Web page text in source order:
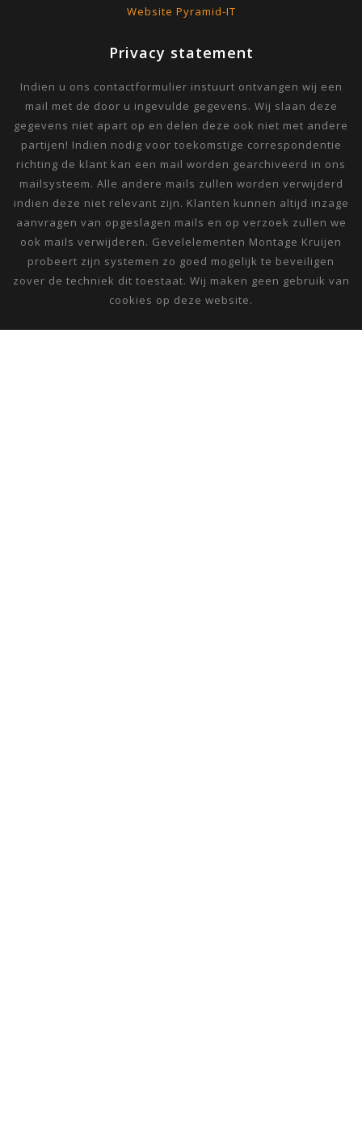
Website Pyramid-IT
Privacy statement
Indien u ons contactformulier instuurt ontvangen wij een
mail met de door u ingevulde gegevens. Wij slaan deze
gegevens niet apart op en delen deze ook niet met andere
partijen! Indien nodig voor toekomstige correspondentie
richting de klant kan een mail worden gearchiveerd in ons
mailsysteem. Alle andere mails zullen worden verwijderd
indien deze niet relevant zijn. Klanten kunnen altijd inzage
aanvragen van opgeslagen mails en op verzoek zullen we
ook mails verwijderen. Gevelelementen Montage Kruijen
probeert zijn systemen zo goed mogelijk te beveiligen
zover de techniek dit toestaat. Wij maken geen gebruik van
cookies op deze website.